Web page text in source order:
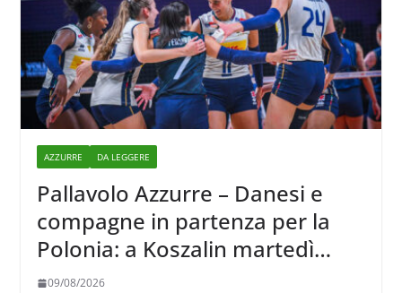
AZZURRE DA LEGGERE
Pallavolo Azzurre – Danesi e
compagne in partenza per la
Polonia: a Koszalin martedì
giocano contro la Francia
09/08/2026